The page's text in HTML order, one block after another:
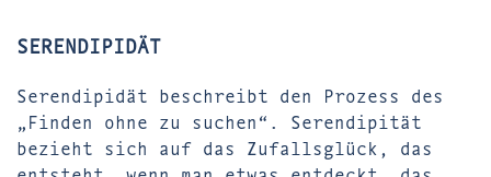
SERENDIPIDÄT
Serendipidät beschreibt den Prozess des
„Finden ohne zu suchen“. Serendipität
bezieht sich auf das Zufallsglück, das